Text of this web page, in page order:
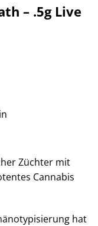
– .5g Live
Züchter mit
Cannabis
hat